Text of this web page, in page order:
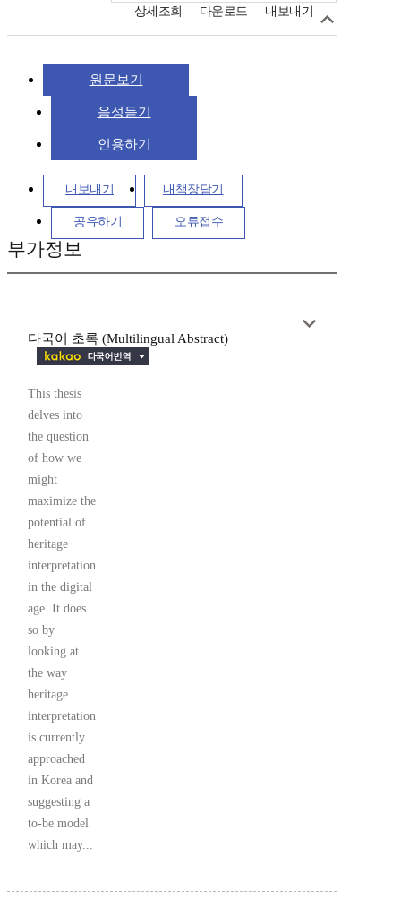
상세조회 다운로드 내보내기
원문보기
음성듣기
인용하기
내보내기 내책장담기
공유하기 오류접수
부가정보
다국어 초록 (Multilingual Abstract)
This thesis
delves into
the question
of how we
might
maximize the
potential of
heritage
interpretation
in the digital
age. It does
so by
looking at
the way
heritage
interpretation
is currently
approached
in Korea and
suggesting a
to-be model
which may...